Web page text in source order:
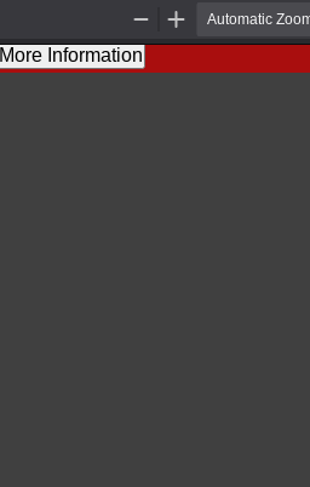
Out
More Information